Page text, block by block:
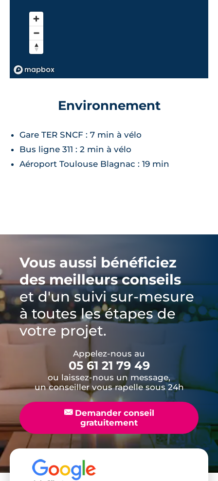
Environnement
Gare TER SNCF : 7 min à vélo
Bus ligne 311 : 2 min à vélo
Aéroport Toulouse Blagnac : 19 min
Vous aussi bénéficiez
des meilleurs conseils
et d'un suivi sur-mesure
à toutes les étapes de
votre projet.
Appelez-nous au
05 61 21 79 49
ou laissez-nous un message,
un conseiller vous rapelle sous 24h
📧Demander conseil
gratuitement